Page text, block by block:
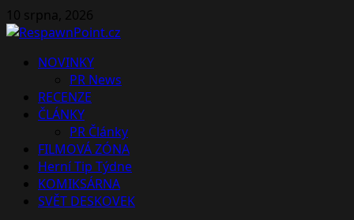
Skip
to
10 srpna, 2026
PrimaryNOVINKY
PR News
RECENZE
ČLÁNKY
PR Články
FILMOVÁ ZÓNA
Herní Tip Týdne
KOMIKSÁRNA
SVĚT DESKOVEK